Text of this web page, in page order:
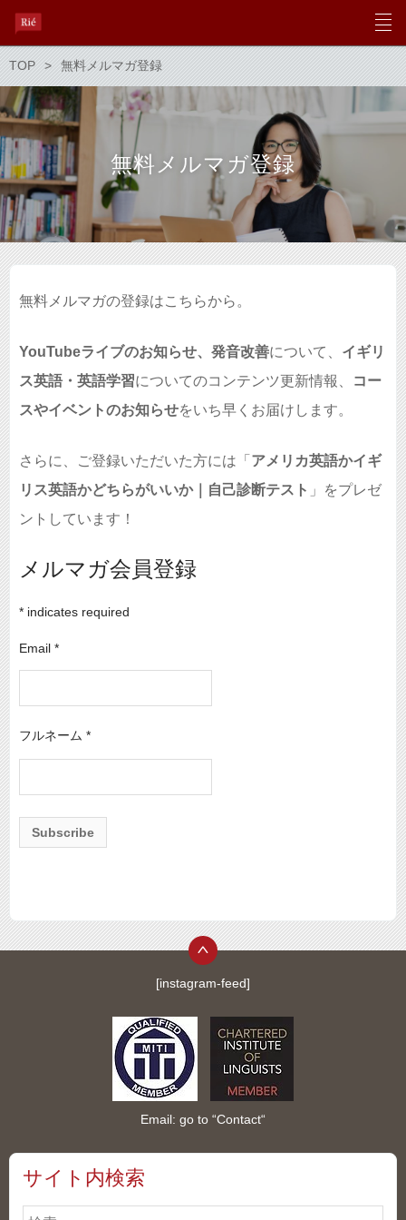
TOP 無料メルマガ登録
無料メルマガ登録
無料メルマガの登録はこちらから。
YouTubeライブのお知らせ、発音改善について、 イギリ
ス英語・英語学習についてのコンテンツ更新情報、
コー
スやイベントのお知らせをいち早くお届けします。
さらに、ご登録いただいた方には「 アメリカ英語かイギ
リス英語かどちらがいいか｜自己診断テスト 」をプレゼ
ントしています！
メルマガ会員登録
* indicates required
Email *
フルネーム *
[instagram-feed]
Email: go to “Contact“
サイト内検索
検